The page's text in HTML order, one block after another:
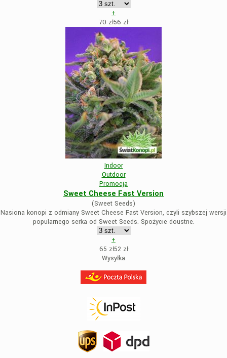
+
70 zł56 zł
Indoor
Outdoor
Promocja
Sweet Cheese Fast Version
(Sweet Seeds)
Nasiona konopi z odmiany Sweet Cheese Fast Version, czyli szybszej wersji
popularnego serka od Sweet Seeds. Spożycie doustne.
+
65 zł52zł
Wysyłka